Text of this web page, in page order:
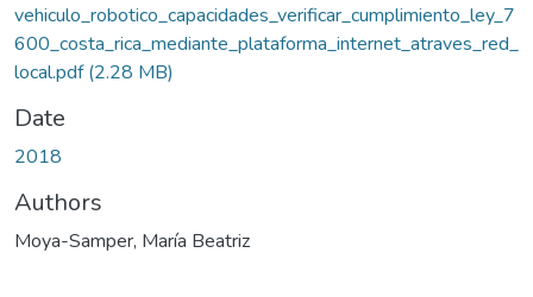
vehiculo_robotico_capacidades_verificar_cumplimiento_ley_7
600_costa_rica_mediante_plataforma_internet_atraves_red_
local.pdf(2.28 MB)
Date
2018
Authors
Moya-Samper, María Beatriz